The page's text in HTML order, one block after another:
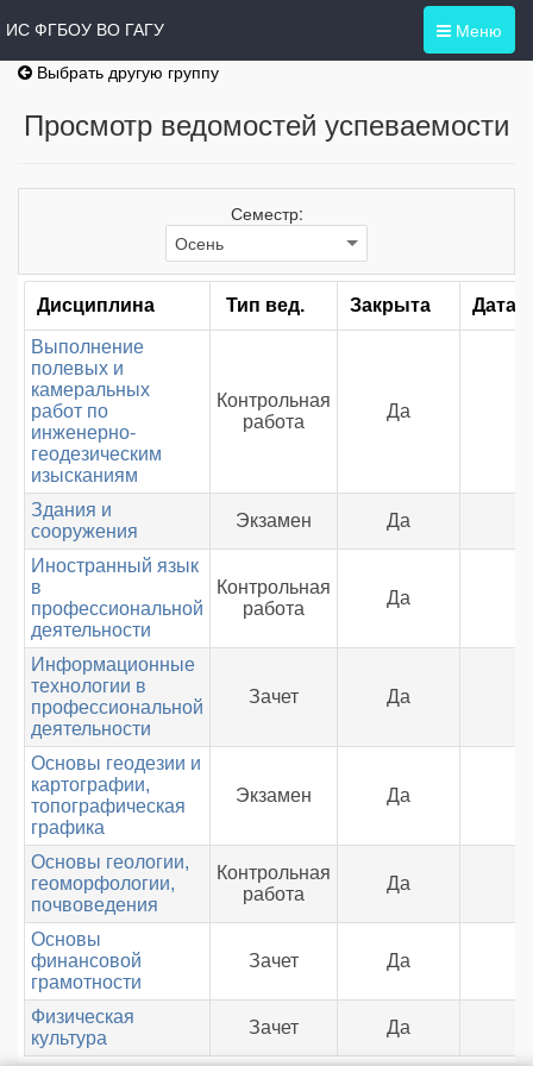
Меню
ИС ФГБОУ ВО ГАГУ
Выбрать другую группу
Просмотр ведомостей успеваемости
Семестр:
Дисциплина Тип вед. Закрыта Дата
Выполнение
полевых и
камеральных
работ по
инженерно-
геодезическим
изысканиям
Контрольная
работа
Да
Здания и
сооружения
Экзамен Да
Иностранный язык
в
профессиональной
деятельности
Контрольная
работа
Да
Информационные
технологии в
профессиональной
деятельности
Зачет Да
Основы геодезии и
картографии,
топографическая
графика
Экзамен Да
Основы геологии,
геоморфологии,
почвоведения
Контрольная
работа
Да
Основы
финансовой
грамотности
Зачет Да
Физическая
культура
Зачет Да